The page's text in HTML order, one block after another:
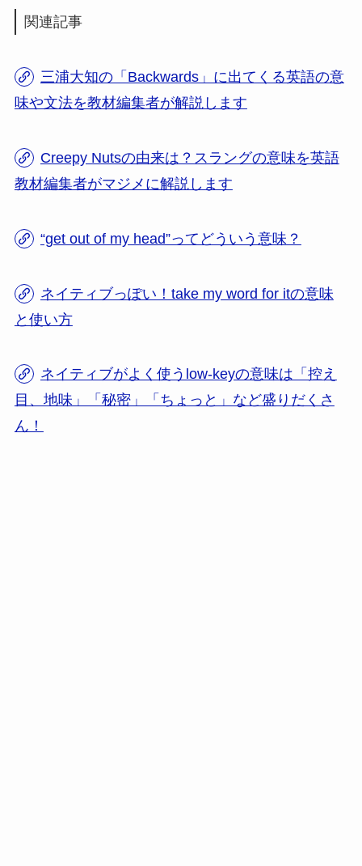
関連記事
三浦大知の「Backwards」に出てくる英語の意
味や文法を教材編集者が解説します
Creepy Nutsの由来は？スラングの意味を英語
教材編集者がマジメに解説します
“get out of my head”ってどういう意味？
ネイティブっぽい！take my word for itの意味
と使い方
ネイティブがよく使うlow-keyの意味は「控え
目、地味」「秘密」「ちょっと」など盛りだくさ
ん！